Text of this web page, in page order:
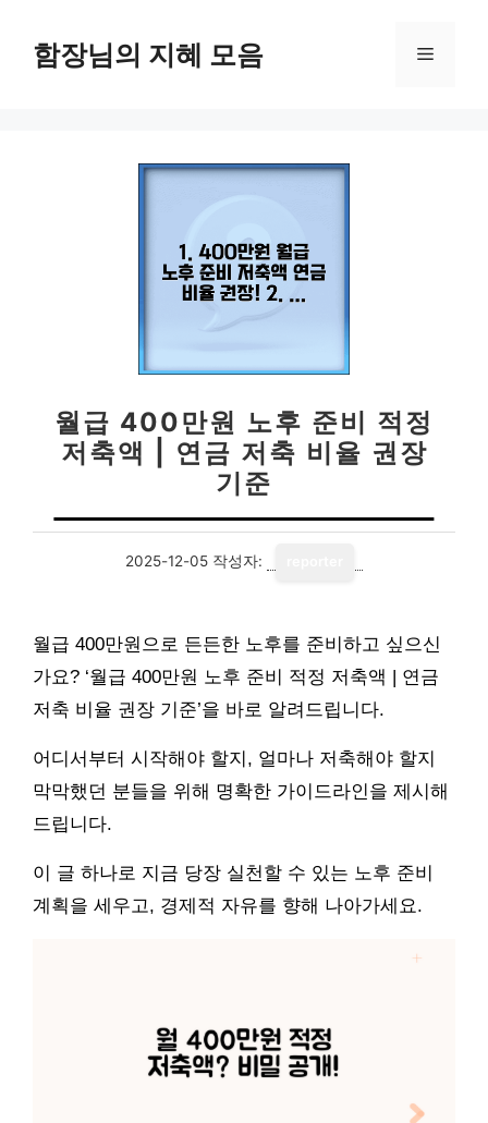
함장님의 지혜 모음 메
월급 400만원 노후 준비 적정
저축액 | 연금 저축 비율 권장
기준
2025-12-05 작성자:
월급 400만원으로 든든한 노후를 준비하고 싶으신
가요? ‘월급 400만원 노후 준비 적정 저축액 | 연금
저축 비율 권장 기준’을 바로 알려드립니다.
어디서부터 시작해야 할지, 얼마나 저축해야 할지
막막했던 분들을 위해 명확한 가이드라인을 제시해
드립니다.
이 글 하나로 지금 당장 실천할 수 있는 노후 준비
계획을 세우고, 경제적 자유를 향해 나아가세요.